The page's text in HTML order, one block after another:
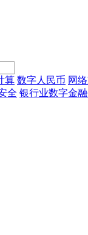
算 数字人民币 网
全 银行业数字金